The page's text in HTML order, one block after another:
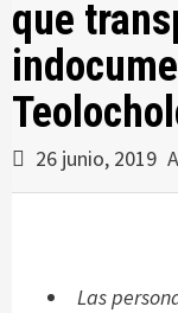
que
26 junio, 2019
Las